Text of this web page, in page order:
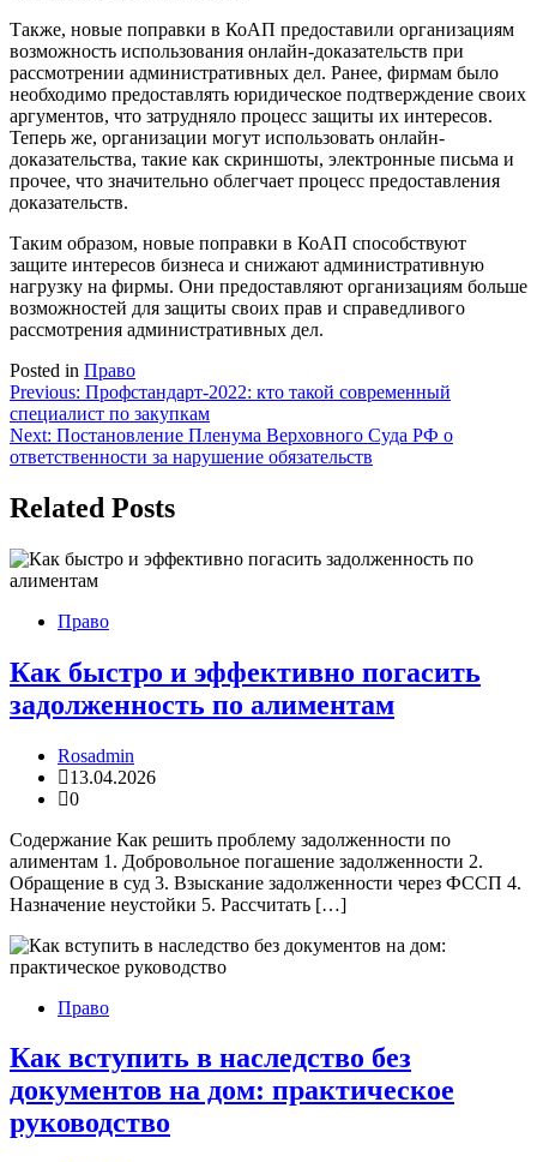
Также, новые поправки в КоАП предоставили организациям
возможность использования онлайн-доказательств при
рассмотрении административных дел. Ранее, фирмам было
необходимо предоставлять юридическое подтверждение своих
аргументов, что затрудняло процесс защиты их интересов.
Теперь же, организации могут использовать онлайн-
доказательства, такие как скриншоты, электронные письма и
прочее, что значительно облегчает процесс предоставления
доказательств.
Таким образом, новые поправки в КоАП способствуют
защите интересов бизнеса и снижают административную
нагрузку на фирмы. Они предоставляют организациям больше
возможностей для защиты своих прав и справедливого
рассмотрения административных дел.
Posted in Право
Навигация
по
записям
Previous: Профстандарт‑2022: кто такой современный
специалист по закупкам
Next: Постановление Пленума Верховного Суда РФ о
ответственности за нарушение обязательств
Related Posts
Право
Как быстро и эффективно погасить
задолженность по алиментам
Rosadmin
13.04.2026
0
Содержание Как решить проблему задолженности по
алиментам 1. Добровольное погашение задолженности 2.
Обращение в суд 3. Взыскание задолженности через ФССП 4.
Назначение неустойки 5. Рассчитать […]
Право
Как вступить в наследство без
документов на дом: практическое
руководство